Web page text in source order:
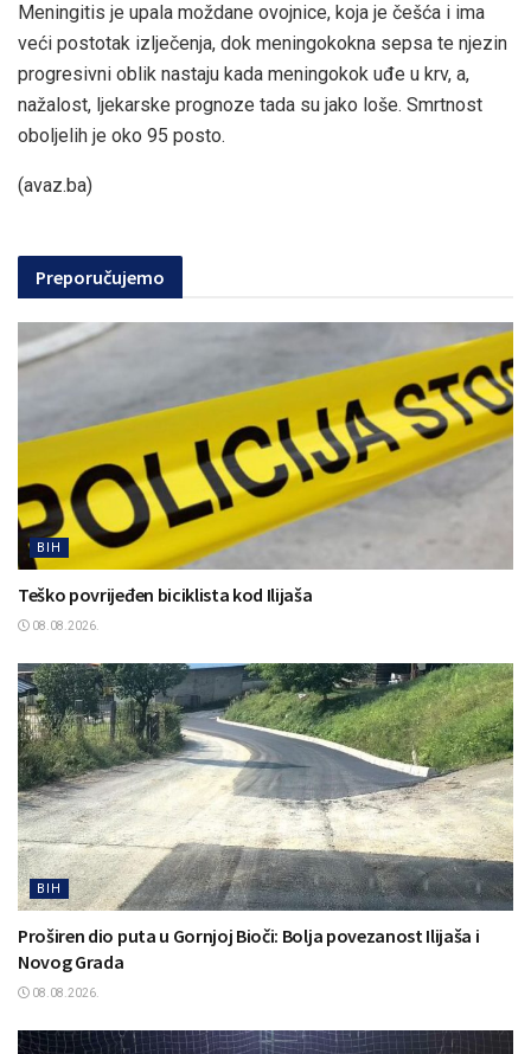
Meningitis je upala moždane ovojnice, koja je češća i ima
veći postotak izlječenja, dok meningokokna sepsa te njezin
progresivni oblik nastaju kada meningokok uđe u krv, a,
nažalost, ljekarske prognoze tada su jako loše. Smrtnost
oboljelih je oko 95 posto.
(avaz.ba)
Preporučujemo
BIH
Teško povrijeđen biciklista kod Ilijaša
08.08.2026.
BIH
Proširen dio puta u Gornjoj Bioči: Bolja povezanost Ilijaša i
Novog Grada
08.08.2026.